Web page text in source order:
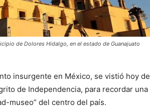
de Dolores Hidalgo, en el estado de Guanajuato
insurgente en México, se vistió hoy de
de Independencia, para recordar una
museo” del centro del país.